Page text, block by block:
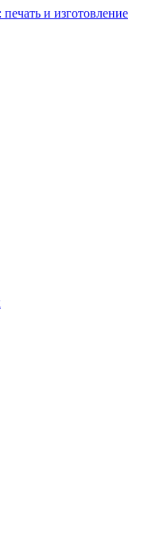
и изготовление